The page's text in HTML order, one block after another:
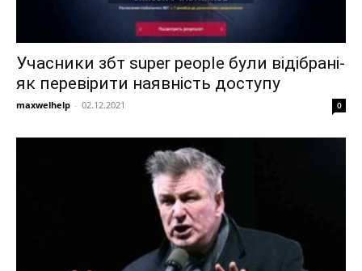
Учасники збт super people були відібрані-
як перевірити наявність доступу
maxwelhelp - 02.12.2021 0